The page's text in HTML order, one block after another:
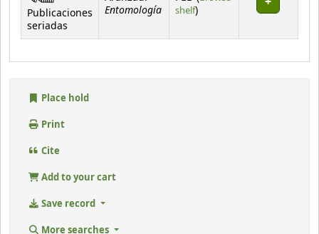
Publicaciones
seriadas
Entomología
shelf(Opens below)
)
Place hold
Print
Cite
Add to your cart
Save record
More searches